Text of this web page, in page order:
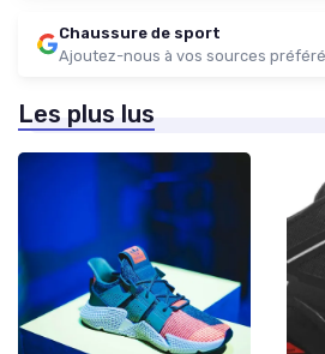
Chaussure de sport
Ajoutez-nous à vos sources
Les plus lus